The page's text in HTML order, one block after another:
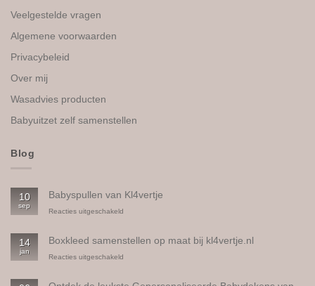
Veelgestelde vragen
Algemene voorwaarden
Privacybeleid
Over mij
Wasadvies producten
Babyuitzet zelf samenstellen
Blog
10
sep
Babyspullen van Kl4vertje
Reacties uitgeschakeld
Kl4vertje
14
jan
Boxkleed samenstellen op maat bij kl4vertje.nl
Reacties uitgeschakeld